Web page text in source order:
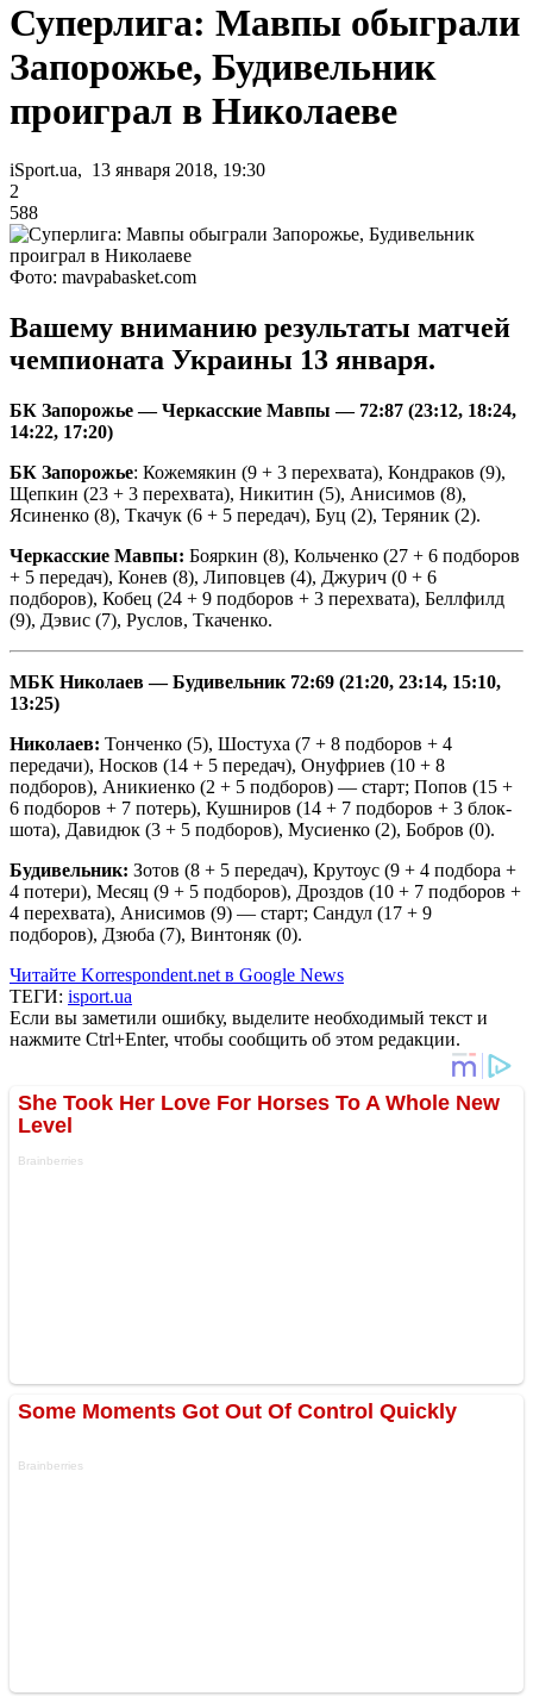
Суперлига: Мавпы обыграли
Запорожье, Будивельник
проиграл в Николаеве
iSport.ua, 13 января 2018, 19:30
2
588
Фото: mavpabasket.com
Вашему вниманию результаты матчей
чемпионата Украины 13 января.
БК Запорожье — Черкасские Мавпы — 72:87 (23:12, 18:24,
14:22, 17:20)
БК Запорожье: Кожемякин (9 + 3 перехвата), Кондраков (9),
Щепкин (23 + 3 перехвата), Никитин (5), Анисимов (8),
Ясиненко (8), Ткачук (6 + 5 передач), Буц (2), Теряник (2).
Черкасские Мавпы: Бояркин (8), Кольченко (27 + 6 подборов
+ 5 передач), Конев (8), Липовцев (4), Джурич (0 + 6
подборов), Кобец (24 + 9 подборов + 3 перехвата), Беллфилд
(9), Дэвис (7), Руслов, Ткаченко.
МБК Николаев— Будивельник 72:69 (21:20, 23:14, 15:10,
13:25)
Николаев: Тонченко (5), Шостуха (7 + 8 подборов + 4
передачи), Носков (14 + 5 передач), Онуфриев (10 + 8
подборов), Аникиенко (2 + 5 подборов) — старт; Попов (15 +
6 подборов + 7 потерь), Кушниров (14 + 7 подборов + 3 блок-
шота), Давидюк (3 + 5 подборов), Мусиенко (2), Бобров (0).
Будивельник: Зотов (8 + 5 передач), Крутоус (9 + 4 подбора +
4 потери), Месяц (9 + 5 подборов), Дроздов (10 + 7 подборов +
4 перехвата), Анисимов (9) — старт; Сандул (17 + 9
подборов), Дзюба (7), Винтоняк (0).
Читайте Korrespondent.net в Google News
ТЕГИ: isport.ua
Если вы заметили ошибку, выделите необходимый текст и
нажмите Ctrl+Enter, чтобы сообщить об этом редакции.